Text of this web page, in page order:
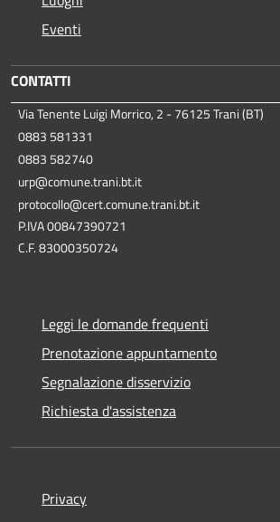
Eventi
CONTATTI
Via Tenente Luigi Morrico, 2 - 76125 Trani (BT)
0883 581331
0883 582740
urp@comune.trani.bt.it
protocollo@cert.comune.trani.bt.it
P.IVA 00847390721
C.F. 83000350724
Leggi le domande frequenti
Prenotazione appuntamento
Segnalazione disservizio
Richiesta d'assistenza
Privacy